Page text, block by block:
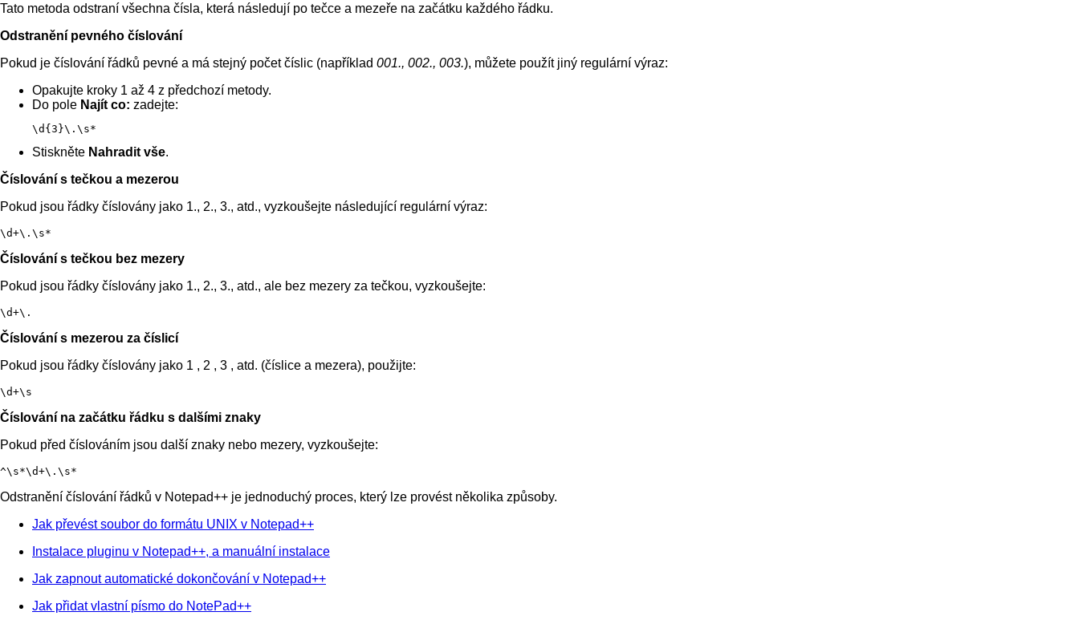
Tato metoda odstraní všechna čísla, která následují po tečce a mezeře na začátku každého řádku.
Odstranění pevného číslování
Pokud je číslování řádků pevné a má stejný počet číslic (například 001., 002., 003.), můžete použít jiný regulární výraz:
Opakujte kroky 1 až 4 z předchozí metody.
Do pole Najít co: zadejte:
\d{3}\.\s*
Stiskněte Nahradit vše.
Číslování s tečkou a mezerou
Pokud jsou řádky číslovány jako 1., 2., 3., atd., vyzkoušejte následující regulární výraz:
\d+\.\s*
Číslování s tečkou bez mezery
Pokud jsou řádky číslovány jako 1., 2., 3., atd., ale bez mezery za tečkou, vyzkoušejte:
\d+\.
Číslování s mezerou za číslicí
Pokud jsou řádky číslovány jako 1 , 2 , 3 , atd. (číslice a mezera), použijte:
\d+\s
Číslování na začátku řádku s dalšími znaky
Pokud před číslováním jsou další znaky nebo mezery, vyzkoušejte:
^\s*\d+\.\s*
Odstranění číslování řádků v Notepad++ je jednoduchý proces, který lze provést několika způsoby.
Jak převést soubor do formátu UNIX v Notepad++
Instalace pluginu v Notepad++, a manuální instalace
Jak zapnout automatické dokončování v Notepad++
Jak přidat vlastní písmo do NotePad++